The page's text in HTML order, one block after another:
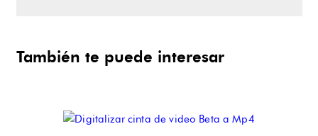
También te puede interesar